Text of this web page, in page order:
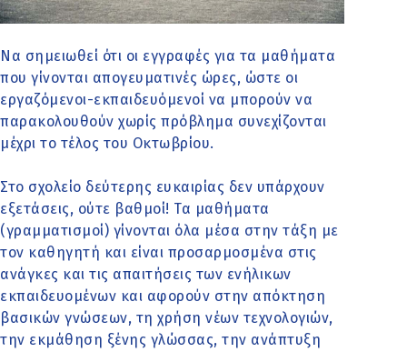
Να σημειωθεί ότι οι εγγραφές για τα μαθήματα
που γίνονται απογευματινές ώρες, ώστε οι
εργαζόμενοι-εκπαιδευόμενοί να μπορούν να
παρακολουθούν χωρίς πρόβλημα συνεχίζονται
μέχρι το τέλος του Οκτωβρίου.
Στο σχολείο δεύτερης ευκαιρίας δεν υπάρχουν
εξετάσεις, ούτε βαθμοί! Τα μαθήματα
(γραμματισμοί) γίνονται όλα μέσα στην τάξη με
τον καθηγητή και είναι προσαρμοσμένα στις
ανάγκες και τις απαιτήσεις των ενήλικων
εκπαιδευομένων και αφορούν στην απόκτηση
βασικών γνώσεων, τη χρήση νέων τεχνολογιών,
την εκμάθηση ξένης γλώσσας, την ανάπτυξη